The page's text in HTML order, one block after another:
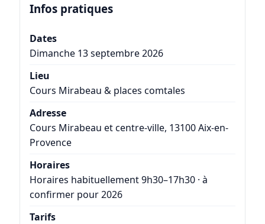
Infos pratiques
Dates
Dimanche 13 septembre 2026
Lieu
Cours Mirabeau & places comtales
Adresse
Cours Mirabeau et centre-ville, 13100 Aix-en-
Provence
Horaires
Horaires habituellement 9h30–17h30 · à
confirmer pour 2026
Tarifs